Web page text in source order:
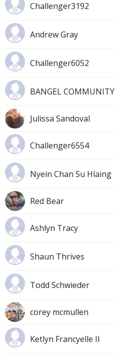
Challenger3192
Andrew Gray
Challenger6052
BANGEL COMMUNITY
Julissa Sandoval
Challenger6554
Nyein Chan Su Hlaing
Red Bear
Ashlyn Tracy
Shaun Thrives
Todd Schwieder
corey mcmullen
Ketlyn Francyelle II